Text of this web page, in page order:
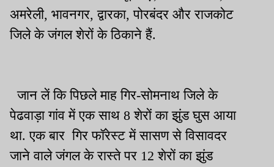
अमरेली, भावनगर, द्वारका, पोरबंदर और राजकोट
जिले के जंगल शेरों के ठिकाने हैं.
जान लें कि पिछले माह गिर-सोमनाथ जिले के
पेढवाड़ा गांव में एक साथ 8 शेरों का झुंड घुस आया
था. एक बार गिर फॉरेस्ट में सासण से विसावदर
जाने वाले जंगल के रास्ते पर 12 शेरों का झुंड